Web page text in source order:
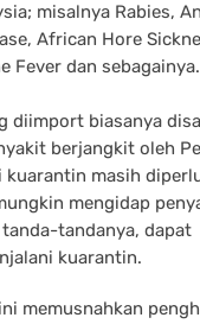
misalnya Rabies,
African Hore
Fever dan sebagainya.
diimport biasanya
berjangkit oleh
masih
mengidap
tandanya, dapat
kuarantin.
memusnahkan